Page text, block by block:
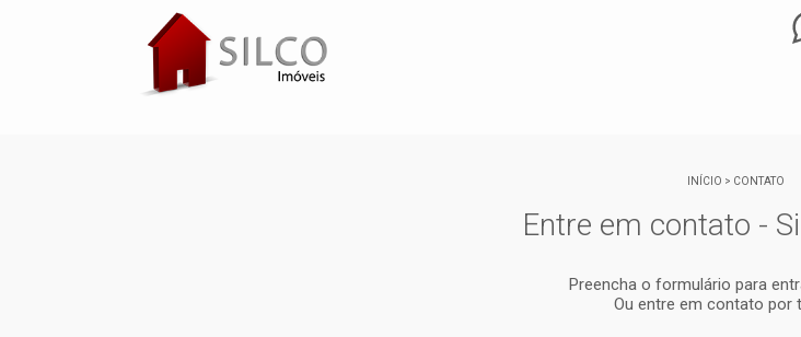
INÍCIO > CONTATO
Entre em contato -
Preencha o formulário para
Ou entre em contato por